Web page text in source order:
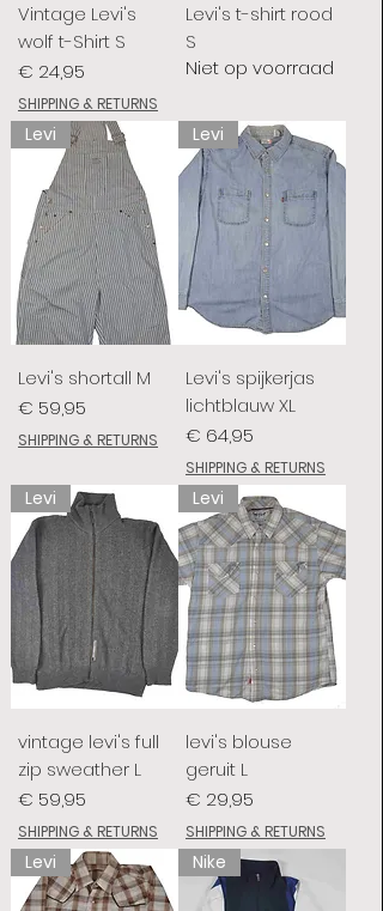
Vintage Levi's
wolf t-Shirt S
Prijs
€ 24,95
SHIPPING & RETURNS
Levi's t-shirt rood
S
Niet op voorraad
Levi
Levi's shortall M
Prijs
€ 59,95
SHIPPING & RETURNS
Levi
Levi's spijkerjas
lichtblauw XL
Prijs
€ 64,95
SHIPPING & RETURNS
Levi
vintage levi's full
zip sweather L
Prijs
€ 59,95
SHIPPING & RETURNS
Levi
levi's blouse
geruit L
Prijs
€ 29,95
SHIPPING & RETURNS
Levi Nike